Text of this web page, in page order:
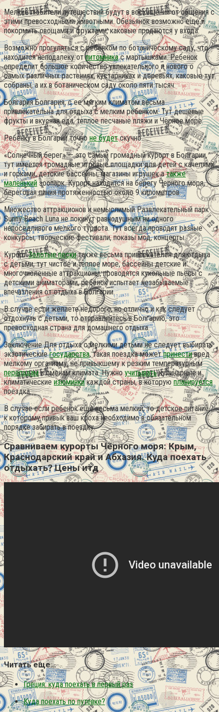
Мелкие любители путешествий будут в восхищении от общения с
этими превосходными животными. Обезьянок возможно еще и
покормить овощами и фруктами, каковые продаются у входа.
Возможно прогуляться с ребенком по ботаническому саду, что
находится неподалеку отпитомникас мартышками. Ребенок
определит большое количество увлекательного и нового о
самых различных растениях, кустарниках и деревьях, каковые тут
собраны, а их в ботаническом саду около пяти тысяч.
Болгария Болгария, с ее мягким климатом весьма
привлекательна для отдыха с мелким ребенком. Тут дешёвые
фрукты и вкусная еда, теплое песчаные пляжи и Чёрное море.
Ребенку в Болгарии точно не будетскучно.
«Солнечный берег» — это самый громадный курорт в Болгарии,
тут имеется громадные игровые площадки для детей с качелями
и горками, детские бассейны, магазины игрушек атакже
маленький зоопарк. Курорт находится на берегу Черного моря,
береговая линия протяженностью около 9 километров.
Множество аттракционов и немыслимый Развлекательный парк
Sunny Beach Luna не покинут равнодушным ни одного
непоседливого мелкого туриста. Тут всегда проводят разные
конкурсы, творческие фестивали, показы мод, концерты.
КурортЗолотые пескитакже весьма привлекателен для отдыха
с детьми, тут чистое и теплое море, бассейны детские и
многочисленные аттракционы, проводятся кукольные пьесы с
детскими аниматорами, ребенок испытает незабываемые
впечатления от отдыха в Болгарии.
В случае если желаете недорого, но отлично и как следует
отдохнуть с детьми, то отправляйтесь в Болгарию, это
превосходная страна для домашнего отдыха.
Заключение Для отдыха с мелкими детьми не следует выбирать
экзотическиегосударства, такая поездка можетпринестивред
мелкому организму, не привыкшему к резким температурным
перепадами сменам климата. Нужноучитыватькулинарные и
климатические изюминкикаждой страны, в которую планируется
поездка.
В случае если ребенок еще весьма мелкий, то детское питание,
к которому привык ваш кроха необходимо в обязательном
порядке забирать в поездку.
Сравниваем курорты Чёрного моря: Крым,
Краснодарский край и Абхазия. Куда поехать
отдыхать? Цены итд
Читать еще…
Греция: куда поехать в первый раз
Куда поехать по путевке?